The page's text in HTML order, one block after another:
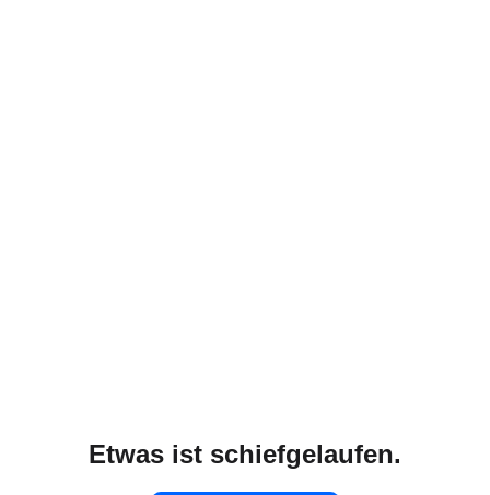
Etwas ist schiefgelaufen.